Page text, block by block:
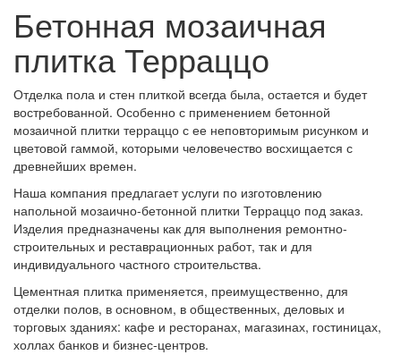
Бетонная мозаичная
плитка Терраццо
Отделка пола и стен плиткой всегда была, остается и будет
востребованной. Особенно с применением бетонной
мозаичной плитки терраццо с ее неповторимым рисунком и
цветовой гаммой, которыми человечество восхищается с
древнейших времен.
Наша компания предлагает услуги по изготовлению
напольной мозаично-бетонной плитки Терраццо под заказ.
Изделия предназначены как для выполнения ремонтно-
строительных и реставрационных работ, так и для
индивидуального частного строительства.
Цементная плитка применяется, преимущественно, для
отделки полов, в основном, в общественных, деловых и
торговых зданиях: кафе и ресторанах, магазинах, гостиницах,
холлах банков и бизнес-центров.